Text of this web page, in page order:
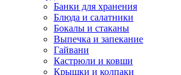
Банки для хранения
Блюда и салатники
Бокалы и стаканы
Выпечка и запекание
Гайвани
Кастрюли и ковши
Крышки и колпаки